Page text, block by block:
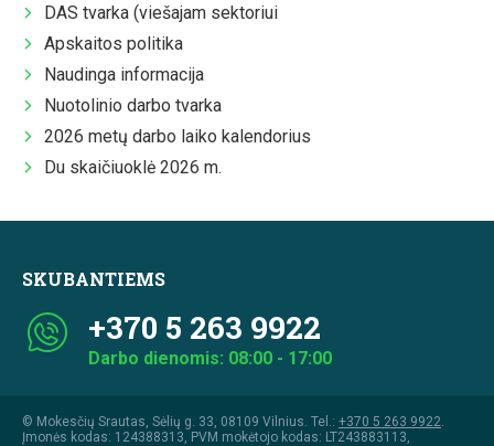
DAS tvarka (viešajam sektoriui
Apskaitos politika
Naudinga informacija
Nuotolinio darbo tvarka
2026 metų darbo laiko kalendorius
Du skaičiuoklė 2026 m.
SKUBANTIEMS
+370 5 263 9922
Darbo dienomis: 08:00 - 17:00
© Mokesčių Srautas, Sėlių g. 33, 08109 Vilnius. Tel.: +370 5 263 9922
Įmonės kodas: 124388313, PVM mokėtojo kodas: LT243883113,